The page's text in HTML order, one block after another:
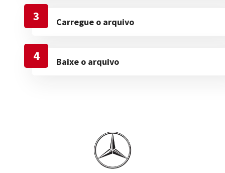
3 Carregue o arquivo
4 Baixe o arquivo